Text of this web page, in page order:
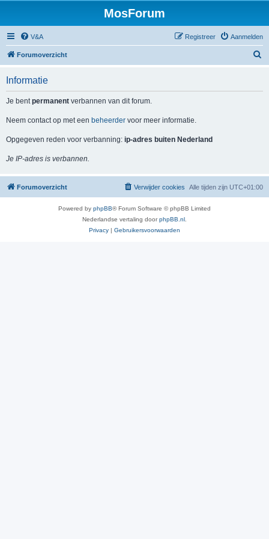
MosForum
V&A Aanmelden
Registreer
Forumoverzicht
Informatie
Je bentpermanent verbannen van dit forum.
Neem contact op met een beheerder voor meer informatie.
Opgegeven reden voor verbanning: ip-adres buiten Nederland
Je IP-adres is verbannen.
Forumoverzicht Alle tijden zijn UTC+01:00
Verwijder cookies
Powered by phpBB® Forum Software © phpBB Limited
Nederlandse vertaling doorphpBB.nl
Privacy | Gebruikersvoorwaarden